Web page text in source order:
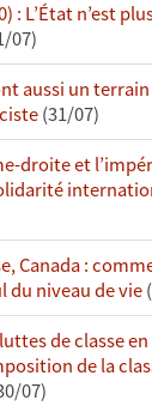
: L’État n’est
07)
aussi un terrain
(31/07)
droite et
Canada :
du niveau de vie
de classe en
de la
07)